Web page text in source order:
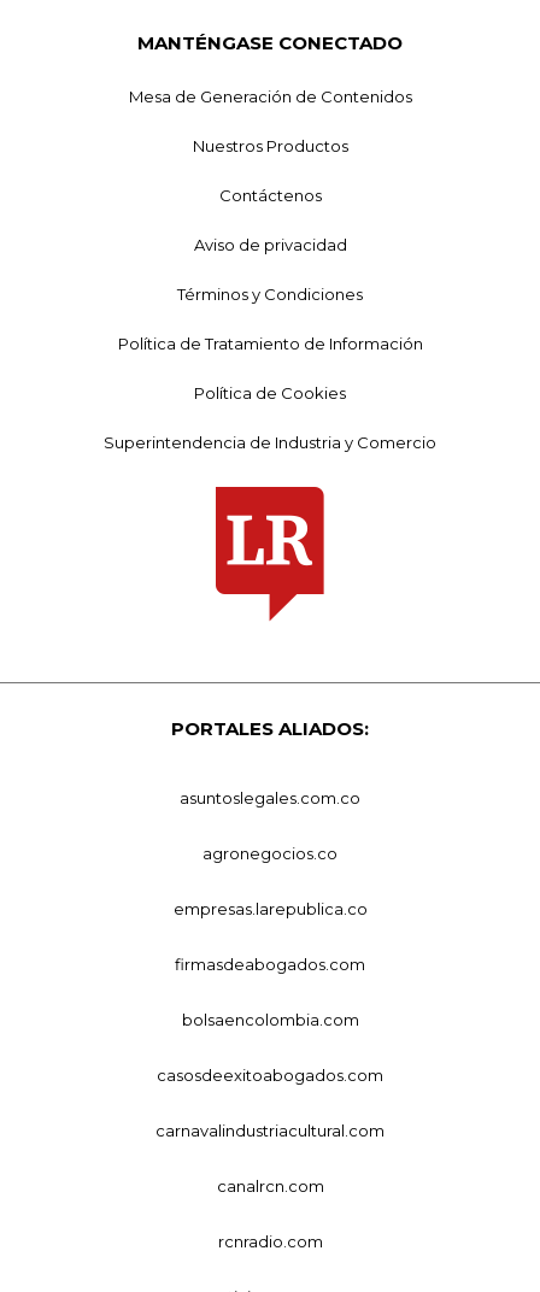
MANTÉNGASE CONECTADO
Mesa de Generación de Contenidos
Nuestros Productos
Contáctenos
Aviso de privacidad
Términos y Condiciones
Política de Tratamiento de Información
Política de Cookies
Superintendencia de Industria y Comercio
PORTALES ALIADOS:
asuntoslegales.com.co
agronegocios.co
empresas.larepublica.co
firmasdeabogados.com
bolsaencolombia.com
casosdeexitoabogados.com
carnavalindustriacultural.com
canalrcn.com
rcnradio.com